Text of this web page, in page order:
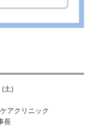
土)
アクリニック
長